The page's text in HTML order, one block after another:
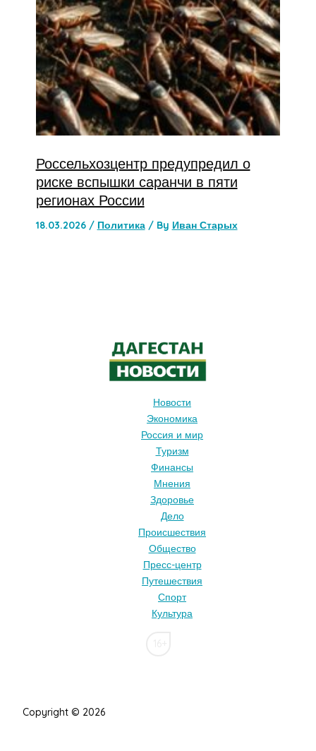
Россельхозцентр предупредил о
риске вспышки саранчи в пяти
регионах России
18.03.2026 / Политика/ By Иван Старых
Новости
Экономика
Россия и мир
Туризм
Финансы
Мнения
Здоровье
Дело
Происшествия
Общество
Пресс-центр
Путешествия
Спорт
Культура
Copyright © 2026